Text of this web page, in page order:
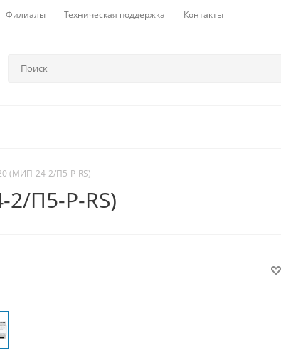
Филиалы Техническая поддержка Контакты
(МИП-24-2/П5-Р-RS)
П5-Р-RS)